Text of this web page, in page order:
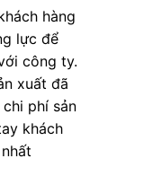
hàng
lực để
công ty.
xuất đã
phí sản
khách